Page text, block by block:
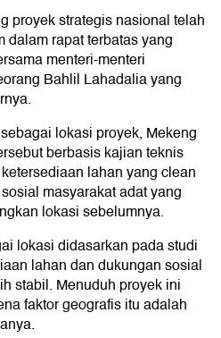
proyek strategis nasional telah
rapat terbatas yang
menteri-menteri
Bahlil Lahadalia yang
lokasi proyek, Mekeng
berbasis kajian teknis
lahan yang clean
masyarakat adat yang
lokasi sebelumnya.
lokasi didasarkan pada studi
lahan dan dukungan sosial
stabil. Menuduh proyek ini
faktor geografis itu adalah